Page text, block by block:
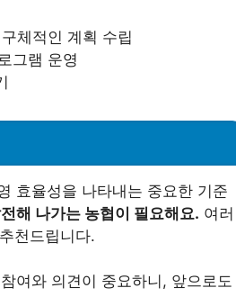
체적인 계획 수립
그램 운영
효율성을 나타내는 중요한 기준
해 나가는 농협이 필요해요. 여러
천드립니다.
여와 의견이 중요하니, 앞으로도